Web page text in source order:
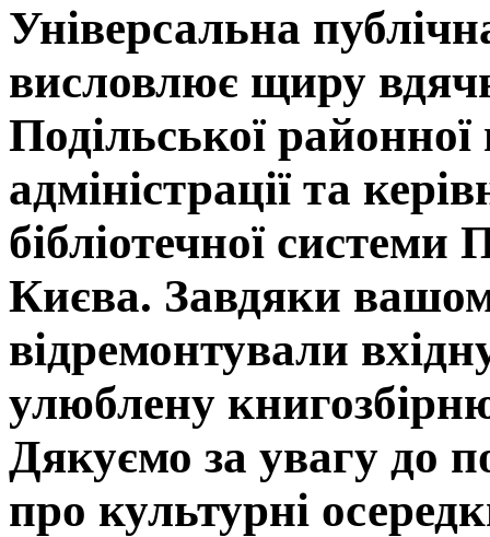
Універсальна
висловлює щиру
Подільської районної
адміністрації та
бібліотечної
Києва. Завдяки
відремонтували
улюблену
Дякуємо за увагу до
про культурні